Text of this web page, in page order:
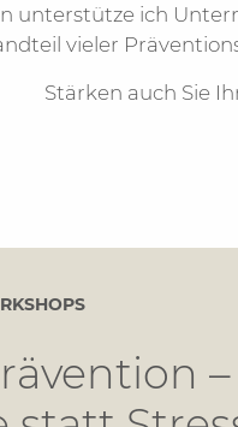
unterstütze ich
vieler
Stärken auch Sie
–